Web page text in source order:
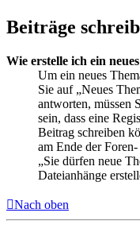
Beiträge
Wie erstelle ich ein
Um ein neues
Sie auf „Neues
antworten, müssen
sein, dass eine
Beitrag schreiben
am Ende der
„Sie dürfen neue
Dateianhänge
Nach oben